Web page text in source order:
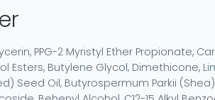
PPG-2 Myristyl Ether Propionate,
Esters, Butylene Glycol, Dimethicone,
Seed Oil, Butyrospermum Parkii